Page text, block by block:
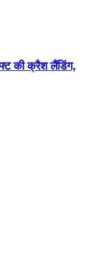
की क्रैश लैंडिंग,